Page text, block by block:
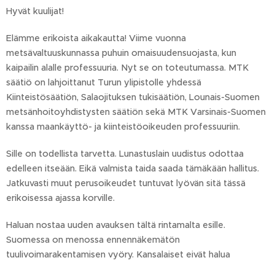
Hyvät kuulijat!
Elämme erikoista aikakautta! Viime vuonna
metsävaltuuskunnassa puhuin omaisuudensuojasta, kun
kaipailin alalle professuuria. Nyt se on toteutumassa. MTK
säätiö on lahjoittanut Turun ylipistolle yhdessä
Kiinteistösäätiön, Salaojituksen tukisäätiön, Lounais-Suomen
metsänhoitoyhdistysten säätiön sekä MTK Varsinais-Suomen
kanssa maankäyttö- ja kiinteistöoikeuden professuuriin.
Sille on todellista tarvetta. Lunastuslain uudistus odottaa
edelleen itseään. Eikä valmista taida saada tämäkään hallitus.
Jatkuvasti muut perusoikeudet tuntuvat lyövän sitä tässä
erikoisessa ajassa korville.
Haluan nostaa uuden avauksen tältä rintamalta esille.
Suomessa on menossa ennennäkemätön
tuulivoimarakentamisen vyöry. Kansalaiset eivät halua